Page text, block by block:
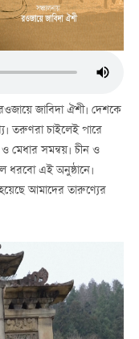
জাবিদা ঐশী। দেশকে
তরুণরা চাইলেই পারে
মেধার সমন্বয়। চীন ও
ধরবো এই অনুষ্ঠানে।
আমাদের তারুণ্যের